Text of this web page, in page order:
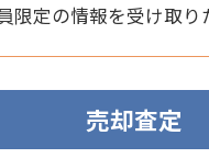
員限定の情報を受け取り
売却査定